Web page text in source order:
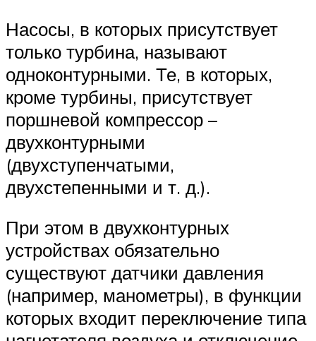
Насосы, в которых присутствует
только турбина, называют
одноконтурными. Те, в которых,
кроме турбины, присутствует
поршневой компрессор –
двухконтурными
(двухступенчатыми,
двухстепенными и т. д.).
При этом в двухконтурных
устройствах обязательно
существуют датчики давления
(например, манометры), в функции
которых входит переключение типа